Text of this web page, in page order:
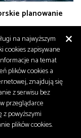
planowanie
angielskim – North
ich kontaktów
na najwyższym
cookies zapisywane
na temat
plików cookies a
znajdują się
z serwisu bez
przeglądarce
powyższymi
plików cookies.